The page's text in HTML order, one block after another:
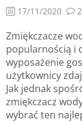
17/11/2020 2
Zmiękczacze
popularnością i
wyposażenie
użytkownicy
Jak jednak
zmiękczacz
wybrać ten